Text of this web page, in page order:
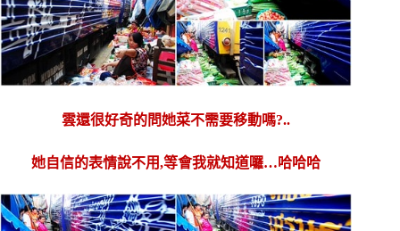
雲還很好奇的問她菜不需要移動嗎?..
她自信的表情說不用,等會我就知道囉…哈哈哈